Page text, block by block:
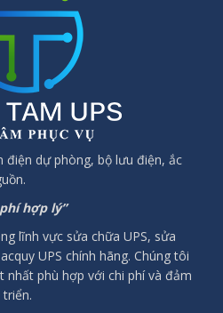
điện dự phòng, bộ lưu điện, ắc
hợp lý”
lĩnh vực sửa chữa UPS, sửa
UPS chính hãng. Chúng tôi
nhất phù hợp với chi phí và đảm